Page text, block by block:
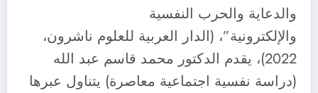
والدعاية والحرب النفسية
والإلكترونية”، (الدار العربية للعلوم ناشرون،
2022)، يقدم الدكتور محمد قاسم عبد الله
(دراسة نفسية اجتماعية معاصرة) يتناول عبرها